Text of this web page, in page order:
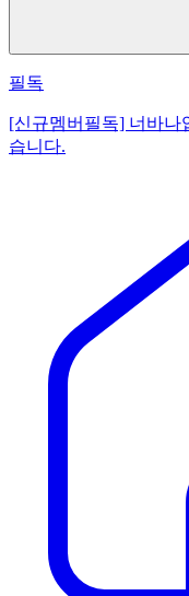
필독
[신규멤버필독] 너바나
습니다.